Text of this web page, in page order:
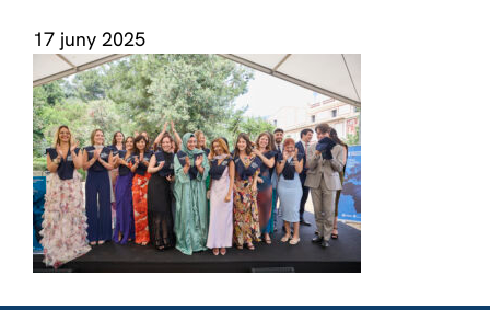
17 juny 2025